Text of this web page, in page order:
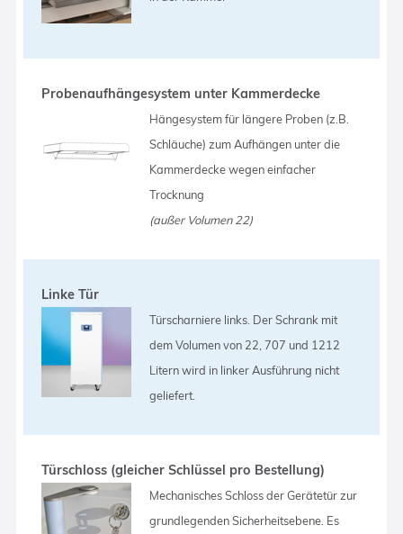
Probenaufhängesystem unter Kammerdecke
Hängesystem für längere Proben (z.B.
Schläuche) zum Aufhängen unter die
Kammerdecke wegen einfacher
Trocknung
(außer Volumen 22)
Linke Tür
Türscharniere links. Der Schrank mit
dem Volumen von 22, 707 und 1212
Litern wird in linker Ausführung nicht
geliefert.
Türschloss (gleicher Schlüssel pro Bestellung)
Mechanisches Schloss der Gerätetür zur
grundlegenden Sicherheitsebene. Es